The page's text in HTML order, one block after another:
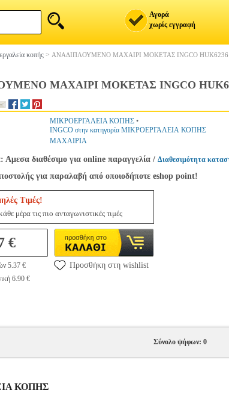
Αγορά
χωρίς εγγραφή
κοπής > ΑΝΑΔΙΠΛΟΥΜΕΝΟ ΜΑΧΑΙΡΙ ΜΟΚΕΤΑΣ INGCO HUK6236
ΜΑΧΑΙΡΙ ΜΟΚΕΤΑΣ INGCO
ΜΙΚΡΟΕΡΓΑΛΕΙΑ ΚΟΠΗΣ •
INGCO στην κατηγορία ΜΙΚΡΟΕΡΓΑΛΕΙΑ ΚΟΠΗΣ
ΜΑΧΑΙΡΙΑ
Αμεσα διαθέσιμο για online παραγγελία / Διαθεσιμότητα
για παραλαβή από οποιοδήποτε eshop point!
Τιμές!
μέρα τις πιο ανταγωνιστικές τιμές
€
5.37 €
6.90 €
Προσθήκη στη wishlist
Σύνολο ψήφων: 0
ΚΟΠΗΣ